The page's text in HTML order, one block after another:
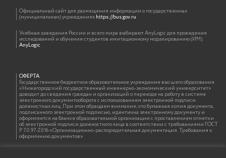
Официальный сайт для размещения информации о государственных
(муниципальных) учрежденияхhttps://bus.gov.ru
Учебные заведения России и всего мира выбирают AnyLogic для проведения
исследований и обучения студентов имитационному моделированию (ИМ).
AnyLogic
ОФЕРТА
Государственное бюджетное образовательное учреждение высшего образования
«Нижегородский государственный инженерно-экономический университет»
доводит до сведения граждан и организаций о переходе на работу в системе
электронного документооборота с использованием электронной подписи
должностных лиц. При этом обращаем внимание, что бумажная копия документа,
подписанного электронной подписью, идентична электронному документу и
оформляется на бланке образовательной организации с проставлением отметки
об электронной подписи должностного лица в соответствии с требованиями ГОСТ
Р 7.0.97-2016 «Организационно-распорядительная документация. Требования к
оформлению документов»